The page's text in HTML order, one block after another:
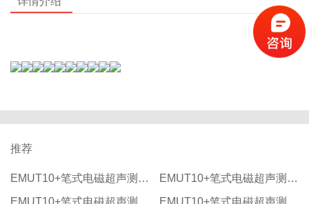
推荐
EMUT10+笔式电磁超声测厚仪
EMUT10+笔式电磁超声测厚仪